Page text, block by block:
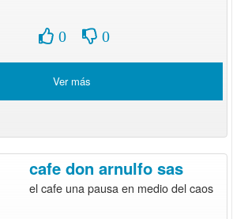
0 0
Ver más
cafe don arnulfo sas
el cafe una pausa en medio del caos